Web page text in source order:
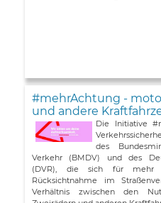
#mehrAchtung -
und andere
Die Initiative
des
Verkehr (BMDV) und des
(DVR), die sich für mehr
Rücksichtnahme im
Verhältnis zwischen den